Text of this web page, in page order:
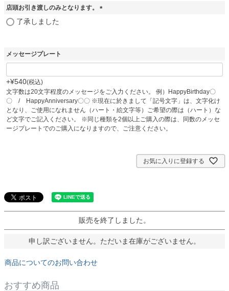
須
店頭お引き渡しのみとなります。
了承しました
メッセージプレート
+¥540 税込
文字数は20文字程度のメッセージをご入力ください。 例）HappyBirthday〇
〇 / HappyAnniversary〇〇 ※現在に於きまして「記号文字」は、文字化け
となり、ご使用になれません（ハート・絵文字等）ご希望の際は（ハート）な
ど文字でご記入ください。 ※同じ種類を2個以上ご購入の際は、同数のメッセ
ージプレートでのご購入になりますので、ご注意ください。
お気に入りに登録する
販売を終了しました。
申し訳ございません。ただいま在庫がございません。
商品についてのお問い合わせ
おすすめ商品